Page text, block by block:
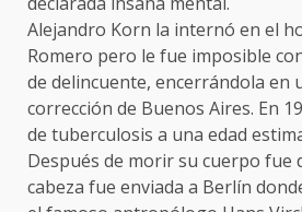
Alejandro Korn la internó en el
Romero pero le fue imposible
de delincuente, encerrándola en
corrección de Buenos Aires. En
de tuberculosis a una edad
Después de morir su cuerpo fue
cabeza fue enviada a Berlín